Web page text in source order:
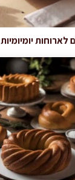
לארוחות יומיומיות